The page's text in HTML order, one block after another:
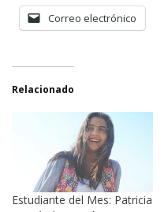
Correo electrónico
Relacionado
Estudiante del Mes: Patricia